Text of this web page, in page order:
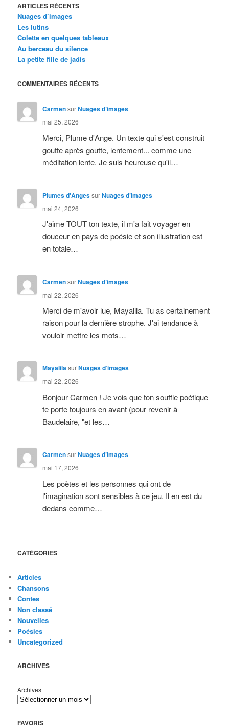
ARTICLES RÉCENTS
Nuages d’images
Les lutins
Colette en quelques tableaux
Au berceau du silence
La petite fille de jadis
COMMENTAIRES RÉCENTS
CarmensurNuages d’images
mai 25, 2026
Merci, Plume d'Ange. Un texte qui s'est construit
goutte après goutte, lentement... comme une
méditation lente. Je suis heureuse qu'il…
Plumes d'AngessurNuages d’images
mai 24, 2026
J'aime TOUT ton texte, il m'a fait voyager en
douceur en pays de poésie et son illustration est
en totale…
CarmensurNuages d’images
mai 22, 2026
Merci de m'avoir lue, Mayalila. Tu as certainement
raison pour la dernière strophe. J'ai tendance à
vouloir mettre les mots…
MayalilasurNuages d’images
mai 22, 2026
Bonjour Carmen ! Je vois que ton souffle poétique
te porte toujours en avant (pour revenir à
Baudelaire, "et les…
CarmensurNuages d’images
mai 17, 2026
Les poètes et les personnes qui ont de
l'imagination sont sensibles à ce jeu. Il en est du
dedans comme…
CATÉGORIES
Articles
Chansons
Contes
Non classé
Nouvelles
Poésies
Uncategorized
ARCHIVES
Archives
FAVORIS